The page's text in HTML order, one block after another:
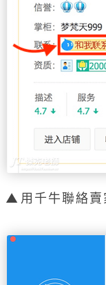
用千牛聯絡賣